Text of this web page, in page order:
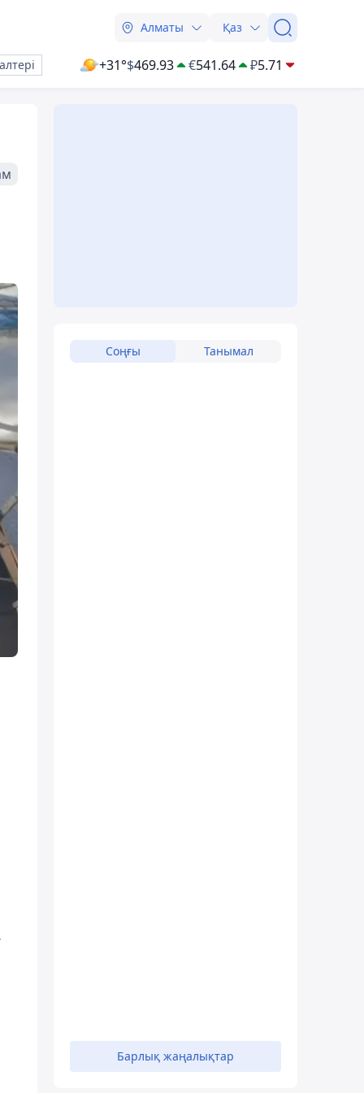
Алматы Қаз
+31°$469.93 €541.64 ₽5.71
Соңғы Танымал
Барлық жаңалықтар